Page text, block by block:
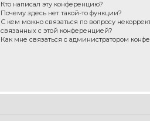
Кто написал эту конференцию?
Почему здесь нет такой-то функции?
С кем можно связаться по вопросу
связанных с этой конференцией?
Как мне связаться с администратором